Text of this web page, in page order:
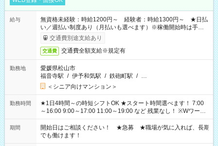
給与
無資格未経験：時給1200円～ 経験者：時給1300円～ ★日払
い／週払い制度あり（月払いも選べます）※稼働開始時は手続き
完了次第のお支払いとなります。
交通費別途支給あり
交通費 交通費全額支給※規定有
勤務地
愛媛県松山市
福音寺駅 / 伊予和気駅 / 鉄砲町駅 / …
＜シニア向けマンション＞
勤務時間
★1日4時間～の時短シフトOK ★スタート時間選べます！ 7:00
～16:00 9:00～17:00 11:00～19:00 など 残業なし！ ※Wワーク
の場合、他のお仕事と合わせ週40時間超の就業はご案内できま
せん ※法令に基づき、週20時間以上勤務は社会保険への加入対
象となります ※労働者派遣法（日雇い派遣の原則禁止）によ
り、短時間・短期間の就業はご案内が難しい場合があります
期間
開始日はご相談ください！ ★急募 ★職場が気に入れば、長期
でも働けます！